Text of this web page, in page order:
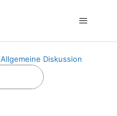
Allgemeine Diskussion